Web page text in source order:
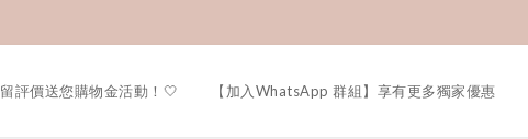
留評價送您購物金活動！🤍 【加入WhatsApp 群組】享有更多獨家優惠